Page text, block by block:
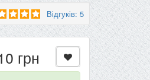
Відгуків: 5
грн